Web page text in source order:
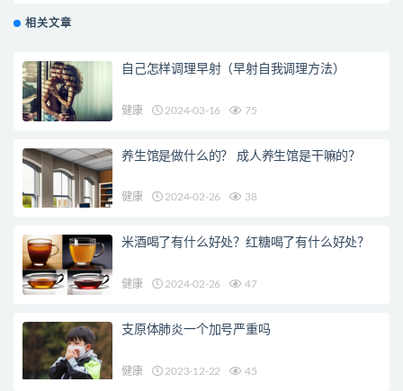
相关文章
自己怎样调理早射（早射自我调理方法）
健康 2024-03-16 75
养生馆是做什么的？ 成人养生馆是干嘛的？
健康 2024-02-26 38
米酒喝了有什么好处？红糖喝了有什么好处？
健康 2024-02-26 47
支原体肺炎一个加号严重吗
健康 2023-12-22 45